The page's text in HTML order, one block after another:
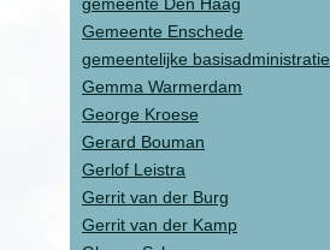
Gemeente Enschede
gemeentelijke basisadministratie
Gemma Warmerdam
George Kroese
Gerard Bouman
Gerlof Leistra
Gerrit van der Burg
Gerrit van der Kamp